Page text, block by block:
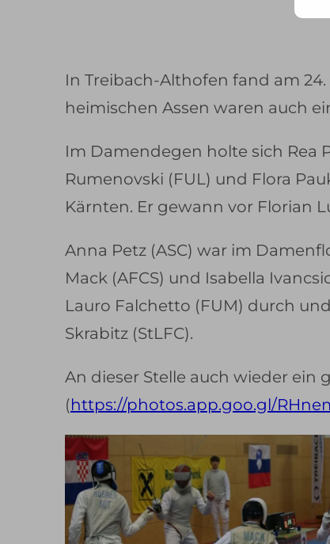
In Treibach-Althofen fand am
heimischen Assen waren auch
Im Damendegen holte sich Rea
Rumenovski (FUL) und Flora
Kärnten. Er gewann vor Florian
Anna Petz (ASC) war im
Mack (AFCS) und Isabella
Lauro Falchetto (FUM) durch
Skrabitz (StLFC).
An dieser Stelle auch wieder ein
(https://photos.app.goo.gl/